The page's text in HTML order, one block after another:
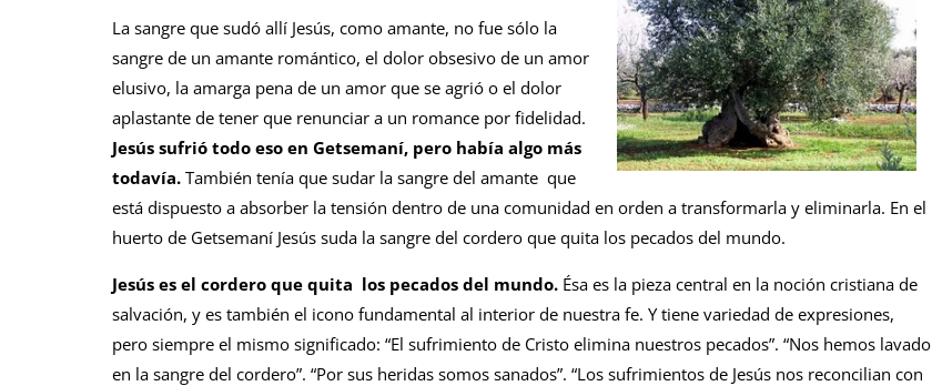
La sangre que sudó allí Jesús, como amante, no fue sólo la
sangre de un amante romántico, el dolor obsesivo de un amor
elusivo, la amarga pena de un amor que se agrió o el dolor
aplastante de tener que renunciar a un romance por fidelidad.
Jesús sufrió todo eso en Getsemaní, pero había algo más
todavía.También tenía que sudar la sangre del amante que
está dispuesto a absorber la tensión dentro de una comunidad en orden a transformarla y eliminarla. En el
huerto de Getsemaní Jesús suda la sangre del cordero que quita los pecados del mundo.
Jesús es el cordero que quita los pecados del mundo.Ésa es la pieza central en la noción cristiana de
salvación, y es también el icono fundamental al interior de nuestra fe. Y tiene variedad de expresiones,
pero siempre el mismo significado: “El sufrimiento de Cristo elimina nuestros pecados”. “Nos hemos lavado
en la sangre del cordero”. “Por sus heridas somos sanados”. “Los sufrimientos de Jesús nos reconcilian con